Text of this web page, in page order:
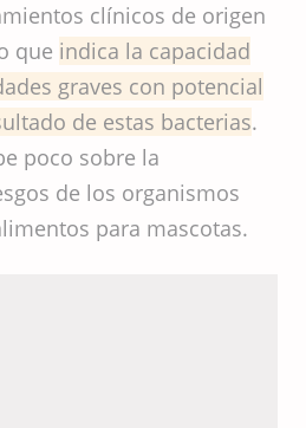
clínicos de origen
que indica la capacidad
graves con potencial
de estas bacterias.
poco sobre la
de los organismos
para mascotas.